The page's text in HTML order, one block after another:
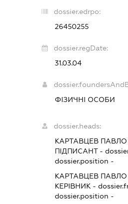
dossier.edrpo:
26450255
dossier.regDate:
31.03.04
ФІЗИЧНІ ОСОБИ
dossier.heads:
КАРТАВЦЕВ
ПІДПИСАНТ-
dossier.position -
КАРТАВЦЕВ
КЕРІВНИК-
dossier.position -